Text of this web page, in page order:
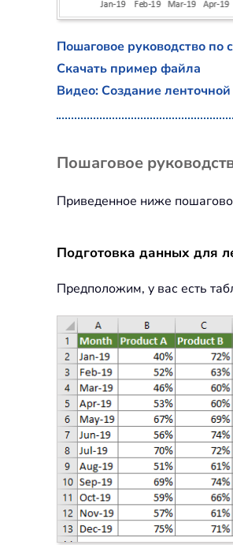
Пошаговое руководство
Скачать пример файла
Видео: Создание
Пошаговое
Приведенное ниже
Подготовка данных для
Предположим, у вас есть